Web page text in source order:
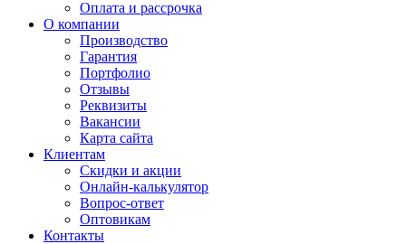
Оплата и рассрочка
О компании
Производство
Гарантия
Портфолио
Отзывы
Реквизиты
Вакансии
Карта сайта
Клиентам
Скидки и акции
Онлайн-калькулятор
Вопрос-ответ
Оптовикам
Контакты